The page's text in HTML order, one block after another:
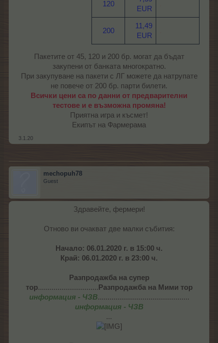
120
EUR
200
11,49
EUR
Пакетите от 45, 120 и 200 бр. могат да бъдат
закупени от банката многократно.
При закупуване на пакети с ЛГ можете да натрупате
не повече от 200 бр. парти билети.
Всички цени са по данни от предварителни
тестове и е възможна промяна!
Приятна игра и късмет!
Екипът на Фармерама​
3.1.20
mechopuh78
Guest
Здравейте, фермери!
Отново ви очакват две малки събития:
Начало: 06.01.2020 г. в 15:00 ч.
Край: 06.01.2020 г. в 23:00 ч.
Разпродажба на супер
тор............................... Разпродажба на Мими тор
информация - ЧЗВ...............................................
информация - ЧЗВ
...